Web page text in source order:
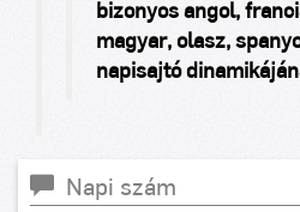
bizonyos angol,
magyar, olasz,
napisajtó
Napi szám